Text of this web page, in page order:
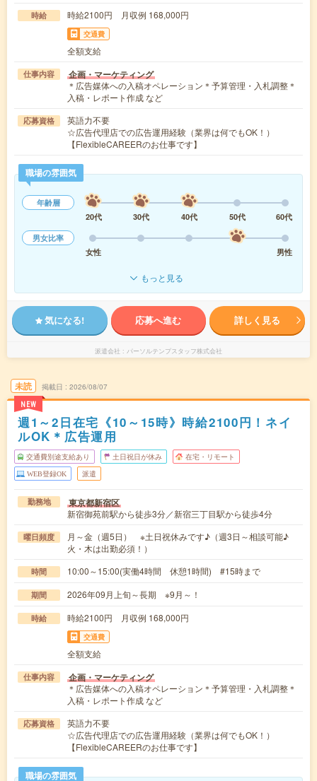
時給 時給2100円 月収例 168,000円
交通費
全額支給
仕事内容 企画・マーケティング
＊広告媒体への入稿オペレーション＊予算管理・入札調整＊
入稿・レポート作成 など
応募資格
英語力不要
☆広告代理店での広告運用経験（業界は何でもOK！）
【FlexibleCAREERのお仕事です】
職場の雰囲気
年齢層
20代
30代 40代 50代
60代
男女比率
女性
男性
もっと見る
気になる! 応募へ進む 詳しく見る
派遣会社 パーソルテンプスタッフ株式会社
未読
NEW
掲載日 2026/08/07
週1～2日在宅《10～15時》時給2100円！ネイ
ルOK＊広告運用
交通費別途支給あり 土日祝日が休み 在宅・リモート
WEB登録OK 派遣
勤務地 東京都新宿区
新宿御苑前駅から徒歩3分／新宿三丁目駅から徒歩4分
曜日頻度
月～金（週5日） ※土日祝休みです♪（週3日～相談可能♪
火・木は出勤必須！）
時間 10:00～15:00(実働4時間 休憩1時間) #15時まで
期間 2026年09月上旬～長期 ※9月～！
時給 時給2100円 月収例 168,000円
交通費
全額支給
仕事内容 企画・マーケティング
＊広告媒体への入稿オペレーション＊予算管理・入札調整＊
入稿・レポート作成 など
応募資格
英語力不要
☆広告代理店での広告運用経験（業界は何でもOK！）
【FlexibleCAREERのお仕事です】
職場の雰囲気